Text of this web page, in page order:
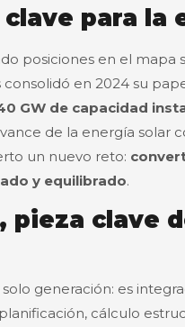
para
posiciones en el mapa
consolidó en 2024 su
GW de capacidad
de la energía
un nuevo reto:
y equilibrado.
pieza clave
generación: es
cálculo